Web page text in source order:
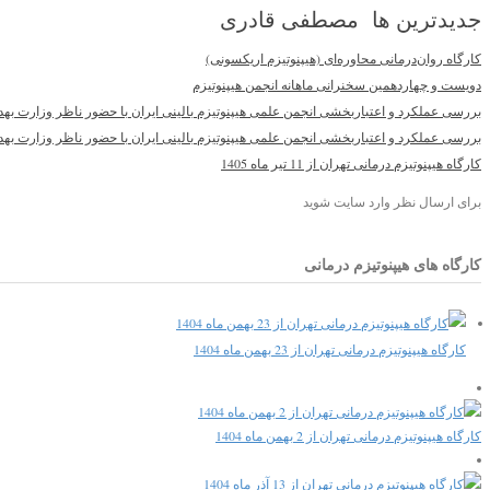
جدیدترین ها مصطفی قادری
کارگاه روان‌درمانی محاوره‌ای (هیپنوتیزم اریکسونی)
دویست و چهاردهمین سخنرانی ماهانه انجمن هیپنوتیزم
بررسی عملکرد و اعتباربخشی انجمن علمی هیپنوتیزم بالینی ایران با حضور ناظر وزارت
بررسی عملکرد و اعتباربخشی انجمن علمی هیپنوتیزم بالینی ایران با حضور ناظر وزارت
کارگاه هیپنوتیزم درمانی تهران از 11 تیر ماه 1405
برای ارسال نظر وارد سایت شوید
کارگاه های هیپنوتیزم درمانی
کارگاه هیپنوتیزم درمانی تهران از 23 بهمن ماه 1404
کارگاه هیپنوتیزم درمانی تهران از 2 بهمن ماه 1404